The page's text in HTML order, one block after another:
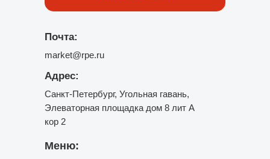
Адрес:
Санкт-Петербург, Угольная гавань,
Элеваторная площадка дом 8 лит А
кор 2
Меню:
Почта:
market@rpe.ru